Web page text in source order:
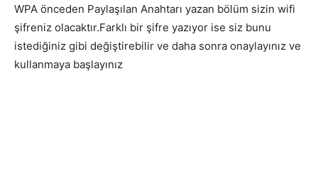
WPA önceden Paylaşılan Anahtarı yazan bölüm sizin wifi
şifreniz olacaktır.Farklı bir şifre yazıyor ise siz bunu
istediğiniz gibi değiştirebilir ve daha sonra onaylayınız ve
kullanmaya başlayınız